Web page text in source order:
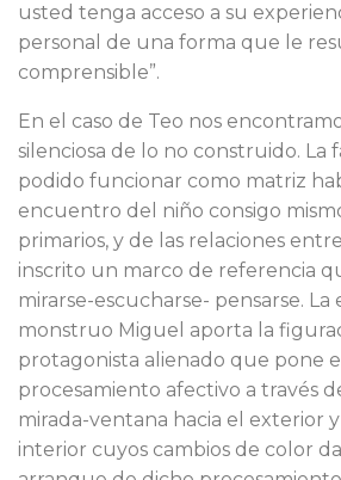
usted tenga acceso a su
personal de una forma que le
comprensible”.
En el caso de Teo nos
silenciosa de lo no construido. La
podido funcionar como matriz
encuentro del niño consigo
primarios, y de las relaciones
inscrito un marco de referencia
mirarse-escucharse- pensarse. La
monstruo Miguel aporta la
protagonista alienado que pone
procesamiento afectivo a través
mirada-ventana hacia el exterior
interior cuyos cambios de color